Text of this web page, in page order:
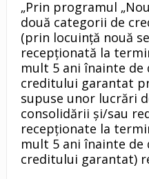
„Prin programul
două categorii de
(prin locuinţă nouă
recepţionată la
mult 5 ani înainte
creditului garantat
supuse unor lucrări
consolidării şi/sau
recepţionate la
mult 5 ani înainte
creditului garantat)